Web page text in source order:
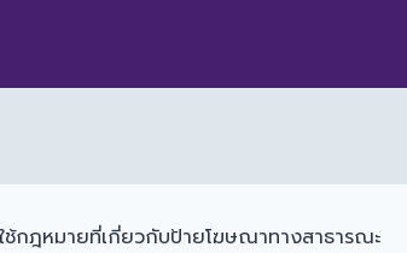
ช้กฎหมายที่เกี่ยวกับป้ายโฆษณาทางสาธารณะ